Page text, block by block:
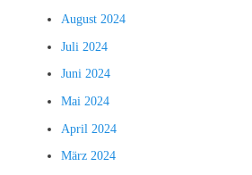
August 2024
Juli 2024
Juni 2024
Mai 2024
April 2024
März 2024